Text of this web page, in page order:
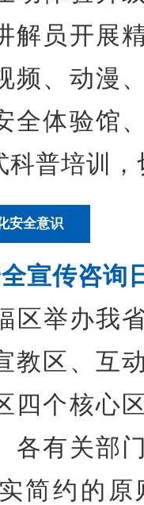
解员开展
频、动漫
全体验馆
科普培训
安全意识
宣传咨询
区举办我
教区、互
四个核心
各有关部
简约的